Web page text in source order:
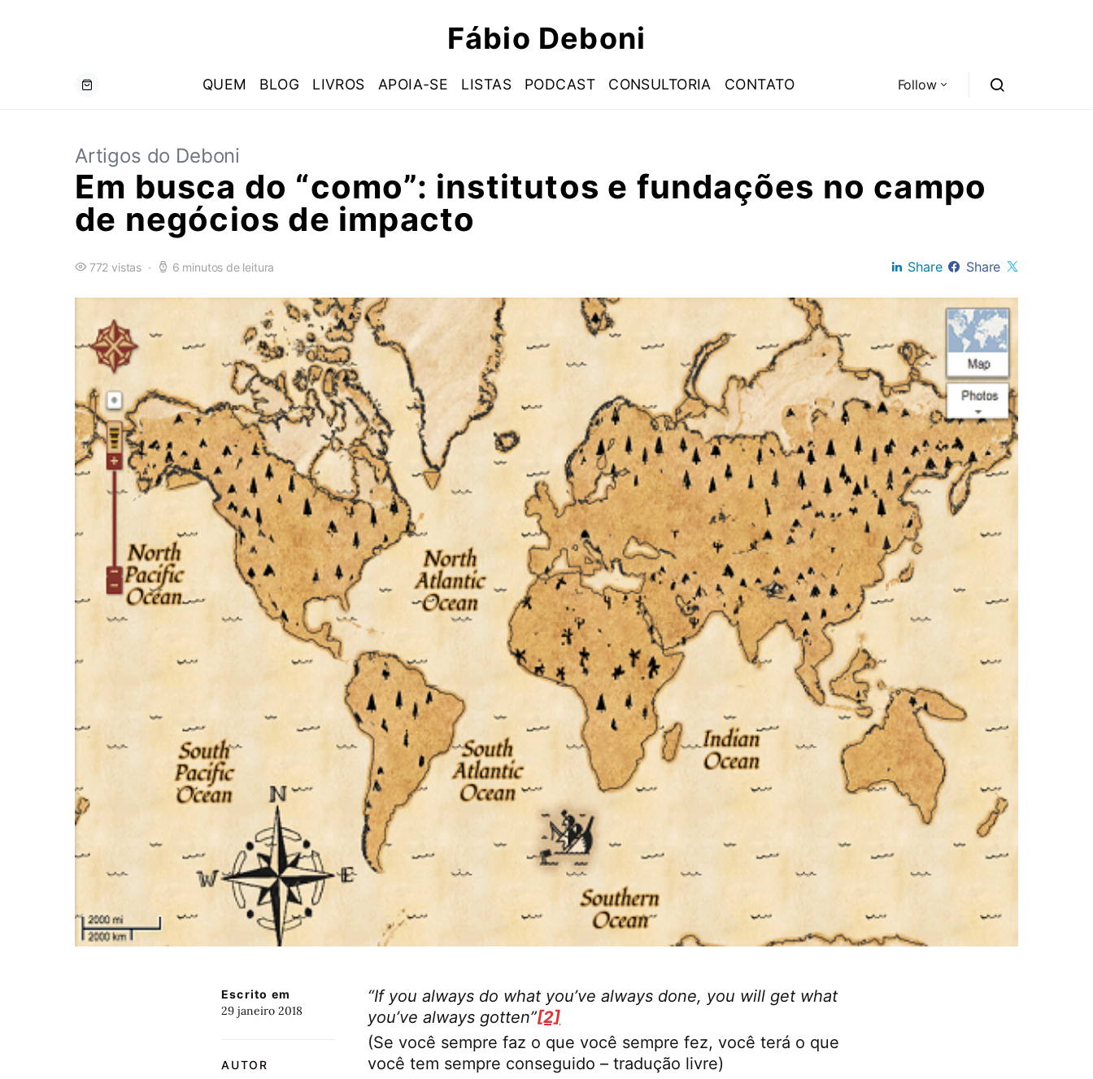
Fábio Deboni
QUEM BLOG LIVROS APOIA-SE LISTAS PODCAST CONSULTORIA CONTATO Follow
Artigos do Deboni
Em busca do “como”: institutos e fundações no campo
de negócios de impacto
772 vistas 6 minutos de leitura Share Share
Escrito em
29 janeiro 2018
AUTOR
“If you always do what you’ve always done, you will get what
you’ve always gotten”[2]
(Se você sempre faz o que você sempre fez, você terá o que
você tem sempre conseguido – tradução livre)